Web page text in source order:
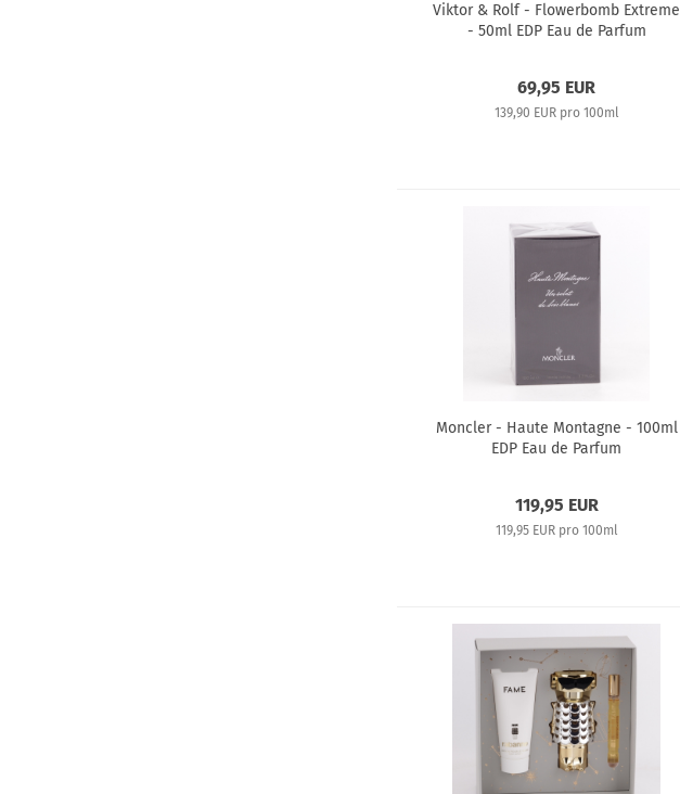
Viktor & Rolf - Flowerbomb Extreme
- 50ml EDP Eau de Parfum
69,95 EUR
139,90 EUR pro 100ml
Moncler - Haute Montagne - 100ml
EDP Eau de Parfum
119,95 EUR
119,95 EUR pro 100ml